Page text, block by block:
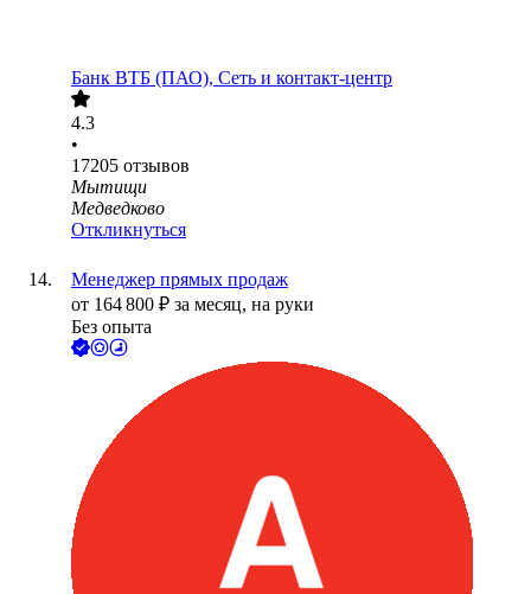
Банк ВТБ (ПАО), Сеть и контакт-центр
4.3
•
17205 отзывов
Мытищи
Медведково
Откликнуться
Менеджер прямых продаж
от 164 800 ₽ за месяц, на руки
Без опыта